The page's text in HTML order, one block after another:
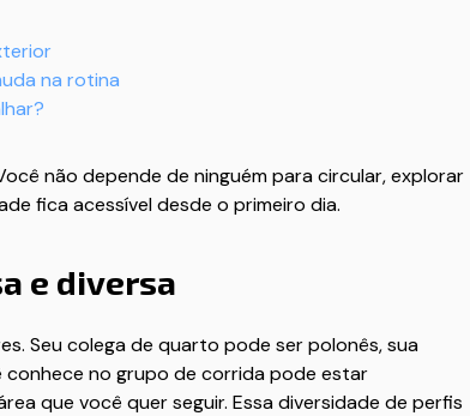
na rotina
não depende de ninguém para circular, explorar
fica acessível desde o primeiro dia.
e diversa
Seu colega de quarto pode ser polonês, sua
no grupo de corrida pode estar
que você quer seguir. Essa diversidade de perfis